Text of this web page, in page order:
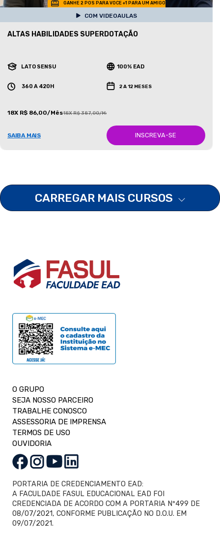
GANHE 2 POS PARA VOCE +1 PARA UM AMIGO
COM VIDEOAULAS
ALTAS HABILIDADES SUPERDOTAÇÃO
LATO SENSU 100% EAD
360 A 420H 2 A 12 MESES
18X R$ 86,00/Mês18X R$ 387,00/Mês
SAIBA MAIS INSCREVA-SE
CARREGAR MAIS CURSOS
O GRUPO
SEJA NOSSO PARCEIRO
TRABALHE CONOSCO
ASSESSORIA DE IMPRENSA
TERMOS DE USO
OUVIDORIA
PORTARIA DE CREDENCIAMENTO EAD:
A FACULDADE FASUL EDUCACIONAL EAD FOI
CREDENCIADA DE ACORDO COM A PORTARIA Nº499 DE
08/07/2021, CONFORME PUBLICAÇÃO NO D.O.U. EM
09/07/2021.